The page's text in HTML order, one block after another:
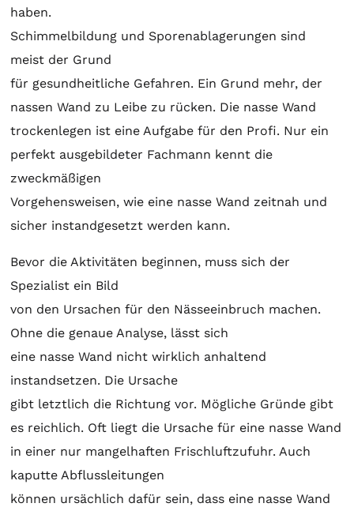
haben.
Schimmelbildung und Sporenablagerungen sind
meist der Grund
für gesundheitliche Gefahren. Ein Grund mehr, der
nassen Wand zu Leibe zu rücken. Die nasse Wand
trockenlegen ist eine Aufgabe für den Profi. Nur ein
perfekt ausgebildeter Fachmann kennt die
zweckmäßigen
Vorgehensweisen, wie eine nasse Wand zeitnah und
sicher instandgesetzt werden kann.
Bevor die Aktivitäten beginnen, muss sich der
Spezialist ein Bild
von den Ursachen für den Nässeeinbruch machen.
Ohne die genaue Analyse, lässt sich
eine nasse Wand nicht wirklich anhaltend
instandsetzen. Die Ursache
gibt letztlich die Richtung vor. Mögliche Gründe gibt
es reichlich. Oft liegt die Ursache für eine nasse Wand
in einer nur mangelhaften Frischluftzufuhr. Auch
kaputte Abflussleitungen
können ursächlich dafür sein, dass eine nasse Wand